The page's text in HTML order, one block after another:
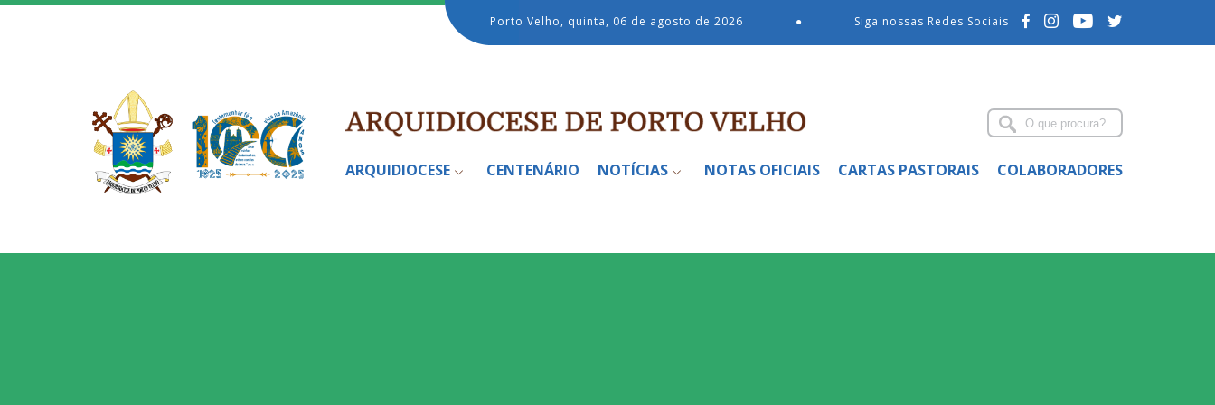
Porto Velho, quinta, 06 de agosto de 2026 ● Siga nossas Redes Sociais
ARQUIDIOCESE CENTENÁRIO NOTÍCIAS NOTAS OFICIAIS CARTAS PASTORAIS COLABORADORES